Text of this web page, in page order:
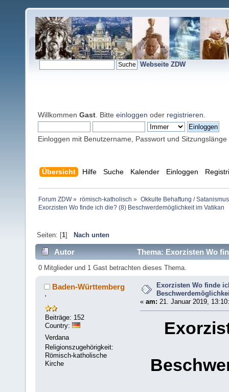
Webseite ZDW
Willkommen Gast . Bitte einloggen oder registrieren
Einloggen mit Benutzername, Passwort und Sitzungslänge
Übersicht Hilfe Suche Kalender Einloggen
Forum ZDW» römisch-katholisch » Okkulte Behaftung /
Exorzisten Wo finde ich die? (8) Beschwerdemöglichkeit im Vatikan
Seiten: [1] Nach unten
Autor
Thema: Exorzisten Wo
mal)
0 Mitglieder und 1 Gast betrachten dieses Thema.
Baden-Württemberg
'
Beiträge: 152
Country:
Verdana
Religionszugehörigkeit:
Römisch-katholische
Kirche
Exorzisten Wo finde
« am: 21. Januar 2019,